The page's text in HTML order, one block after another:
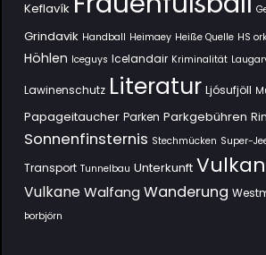
Keflavík
Grindavik Handball Heimaey Heiße Quelle HS
Höhlen Iceguys Icelandair Kriminalität
Lawinenschutz Literatur Ljósufjöll
Papageitaucher Parken Parkgebühren
Sonnenfinsternis Stechmücken Super-
Transport Tunnelbau Unterkunft
Vulkane Walfang Wanderung
Þorbjörn